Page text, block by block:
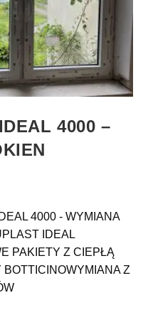
4000 –
4000 - WYMIANA
IDEAL
PAKIETY Z CIEPŁĄ
Z